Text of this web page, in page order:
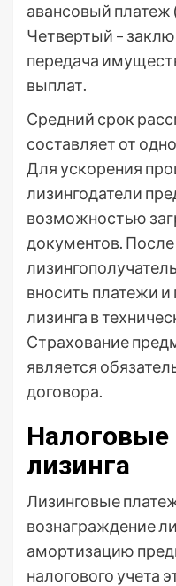
авансовый платеж
Четвертый –
передача
выплат.
Средний срок
составляет от
Для ускорения
лизингодатели
возможностью
документов.
вносить платежи
лизинга в
Страхование
является
договора.
Налоговые
лизинга
Лизинговые
вознаграждение
амортизацию
налогового учета